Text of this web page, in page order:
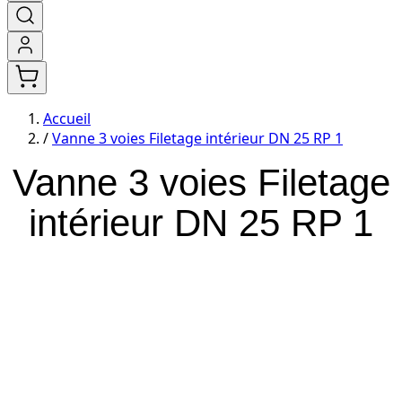
Accueil
/Vanne 3 voies Filetage intérieur DN 25 RP 1
Vanne 3 voies Filetage
intérieur DN 25 RP 1